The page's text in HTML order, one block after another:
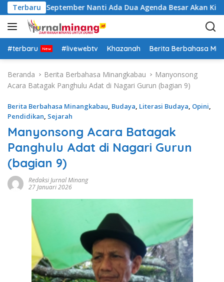
a
g
u
Terbaru
Allah September Nanti Ada Dua Agenda Besar Akan Kita
#terbaru #livewebtv Khazanah Berita Berbahasa
Beranda Berita Berbahasa Minangkabau
Manyonsong
Acara Batagak Panghulu Adat di Nagari Gurun (bagian 9)
Berita Berbahasa Minangkabau, Budaya, Literasi Budaya, Opini,
Pendidikan, Sejarah
Manyonsong Acara Batagak
Panghulu Adat di Nagari Gurun
(bagian 9)
Redaksi Jurnal Minang
27 Januari 2026